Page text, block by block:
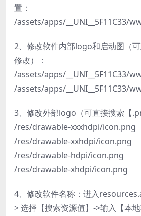
置：
/assets/apps/__UNI__5F11C33/
2、修改软件内部logo和启动图（可
修改）：
/assets/apps/__UNI__5F11C33/
/assets/apps/__UNI__5F11C33/
3、修改外部logo（可直接搜索【
/res/drawable-xxxhdpi/icon.png
/res/drawable-xxhdpi/icon.png
/res/drawable-hdpi/icon.png
/res/drawable-xhdpi/icon.png
4、修改软件名称：进入
> 选择【搜索资源值】->输入【本